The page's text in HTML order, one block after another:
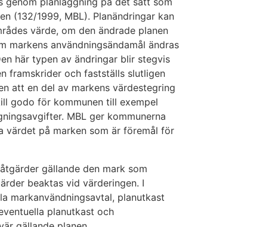
(132/1999, MBL). Planändringar kan
värde, om den ändrade planen
användningsändamål ändras
här typen av ändringar blir stegvis
framskrider och fastställs slutligen
att en del av markens värdestegring
godo för kommunen till exempel
MBL ger kommunerna
värdet på marken som är föremål för
gällande den mark som
beaktas vid värderingen. I
markanvändningsavtal, planutkast
planutkast och